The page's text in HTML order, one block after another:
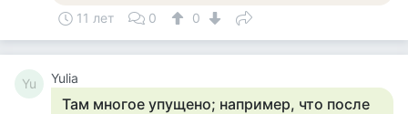
11 лет 0 0
Yu Yulia
Там многое упущено; например, что после